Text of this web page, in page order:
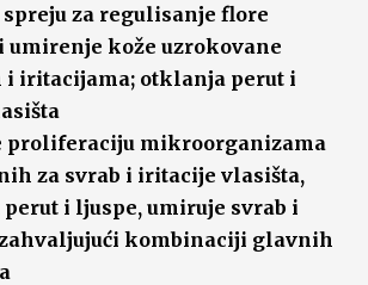
spreju za regulisanje flore
umirenje kože uzrokovane
i iritacijama; otklanja perut i
proliferaciju mikroorganizama
za svrab i iritacije vlasišta,
i ljuspe, umiruje svrab i
kombinaciji glavnih